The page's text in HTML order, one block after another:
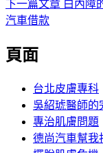
導
覽
篇
下一篇文章 下
白內障
汽車借款
頁面
台北皮膚專科
吳紹琥醫師的
專治肌膚問題
德尚汽車幫我